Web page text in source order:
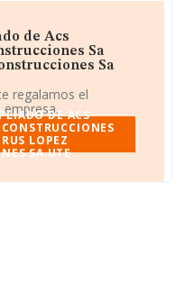
de Acs
Sa
Sa
regalamos el
DE ACS
LOPEZ
SA UTE